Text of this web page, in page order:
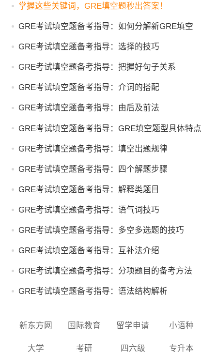
掌握这些关键词，GRE填空题秒出答案！
GRE考试填空题备考指导：如何分解新GRE填空
GRE考试填空题备考指导：选择的技巧
GRE考试填空题备考指导：把握好句子关系
GRE考试填空题备考指导：介词的搭配
GRE考试填空题备考指导：由后及前法
GRE考试填空题备考指导：GRE填空题型具体特点
GRE考试填空题备考指导：填空出题规律
GRE考试填空题备考指导：四个解题步骤
GRE考试填空题备考指导：解释类题目
GRE考试填空题备考指导：语气词技巧
GRE考试填空题备考指导：多空多选题的技巧
GRE考试填空题备考指导：互补法介绍
GRE考试填空题备考指导：分项题目的备考方法
GRE考试填空题备考指导：语法结构解析
新东方网 国际教育 留学申请 小语种
大学 考研 四六级 专升本